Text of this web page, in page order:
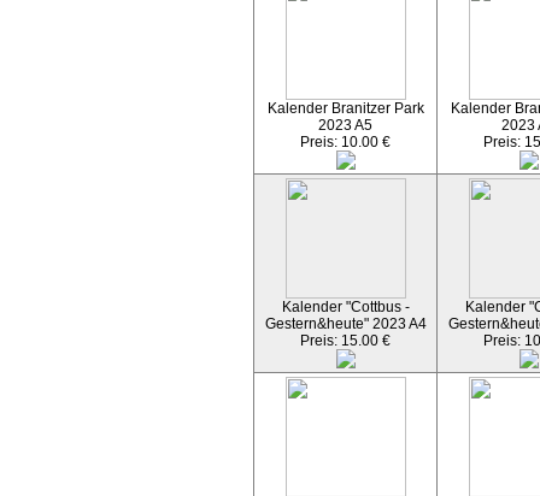
Kalender Branitzer Park
2023 A5
Preis: 10.00 €
Kalender
2023
Preis:
Kalender "Cottbus -
Gestern&heute" 2023 A4
Preis: 15.00 €
Kalender
Preis: